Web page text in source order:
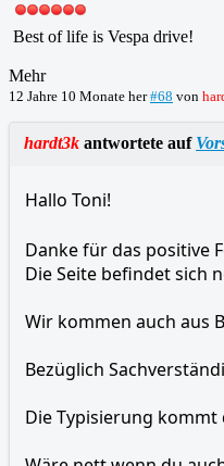
Best of life is Vespa drive!
Mehr
12 Jahre 10 Monate her #68 von
hardt3k antwortete auf
Hallo Toni!
Danke für das positive
Die Seite befindet sich
Wir kommen auch aus
Bezüglich
Die Typisierung